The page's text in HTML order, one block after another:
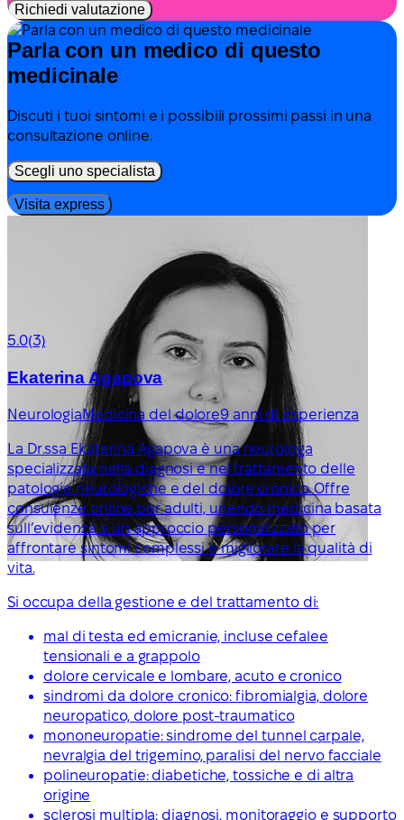
Richiedi valutazione
Parla con un medico di questo
medicinale
Discuti i tuoi sintomi e i possibili prossimi passi in una
consultazione online.
Scegli uno specialista
Visita express
5.0(3)
Ekaterina Agapova
NeurologiaMedicina del dolore9 anni di esperienza
La Dr.ssa Ekaterina Agapova è una neurologa
specializzata nella diagnosi e nel trattamento delle
patologie neurologiche e del dolore cronico. Offre
consulenze online per adulti, unendo medicina basata
sull’evidenza e un approccio personalizzato per
affrontare sintomi complessi e migliorare la qualità di
vita.
Si occupa della gestione e del trattamento di:
mal di testa ed emicranie, incluse cefalee
tensionali e a grappolo
dolore cervicale e lombare, acuto e cronico
sindromi da dolore cronico: fibromialgia, dolore
neuropatico, dolore post-traumatico
mononeuropatie: sindrome del tunnel carpale,
nevralgia del trigemino, paralisi del nervo facciale
polineuropatie: diabetiche, tossiche e di altra
origine
sclerosi multipla: diagnosi, monitoraggio e supporto